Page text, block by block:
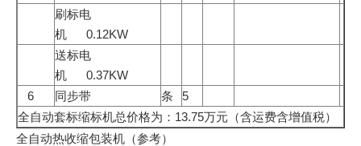
刷标电
机 0.12KW
送标电
机 0.37KW
6
同步带 条
5
全自动套标缩标机总价格为：13.75万元（含运费含增值税）
全自动热收缩包装机（参考）